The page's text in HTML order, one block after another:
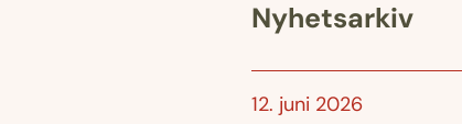
Nyhetsarkiv
12. juni 2026